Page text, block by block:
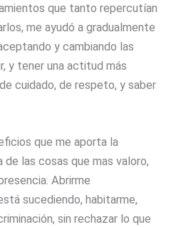
que tanto repercutían
me ayudó a gradualmente
y cambiando las
y tener una actitud más
cuidado, de respeto, y saber
que me aporta la
las cosas que mas valoro,
Abrirme
sucediendo, habitarme,
sin rechazar lo que